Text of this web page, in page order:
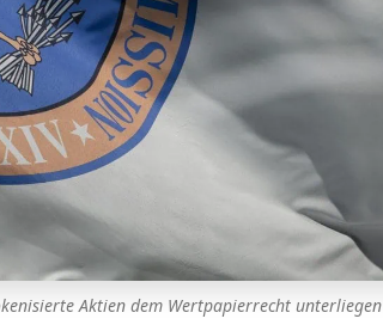
Aktien dem Wertpapierrecht unterliegen